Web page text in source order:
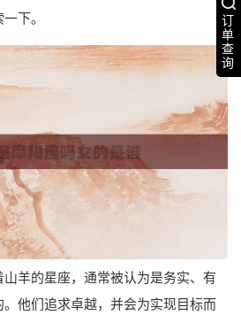
订
单
查
询
下。
羊的星座，通常被认为是务实、有
他们追求卓越，并会为实现目标而